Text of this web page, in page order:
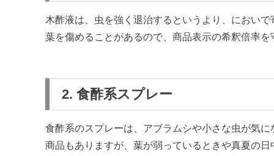
木酢液は、虫を強く退治するというより、におい
葉を傷めることがあるので、商品表示の希釈倍率
2. 食酢系スプレー
食酢系のスプレーは、アブラムシや小さな虫が気
商品もありますが、葉が弱っているときや真夏の